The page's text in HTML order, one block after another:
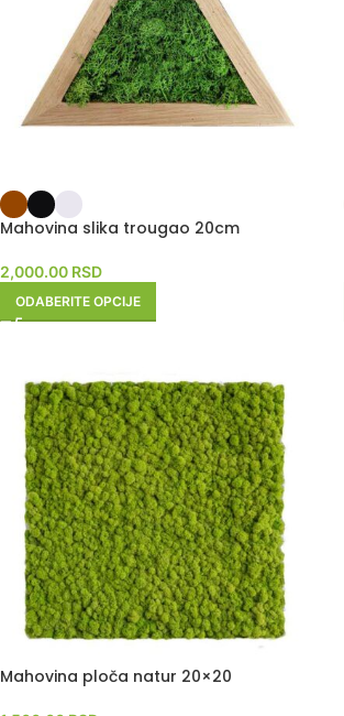
Mahovina slika trougao 20cm
2,000.00 RSD
ODABERITE OPCIJE
Mahovina ploča natur 20×20